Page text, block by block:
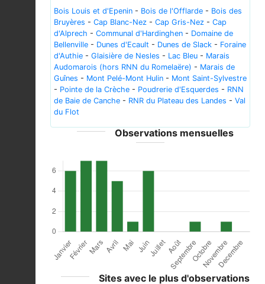
Bois Louis et d'Epenin - Bois de l'Offlarde - Bois des
Bruyères - Cap Blanc-Nez - Cap Gris-Nez - Cap
d'Alprech - Communal d'Hardinghen - Domaine de
Bellenville - Dunes d'Ecault - Dunes de Slack - Foraine
d'Authie - Glaisière de Nesles - Lac Bleu - Marais
Audomarois (hors RNN du Romelaëre) - Marais de
Guînes - Mont Pelé-Mont Hulin - Mont Saint-Sylvestre
- Pointe de la Crèche - Poudrerie d'Esquerdes - RNN
de Baie de Canche - RNR du Plateau des Landes - Val
du Flot
Observations mensuelles
Sites avec le plus d'observations